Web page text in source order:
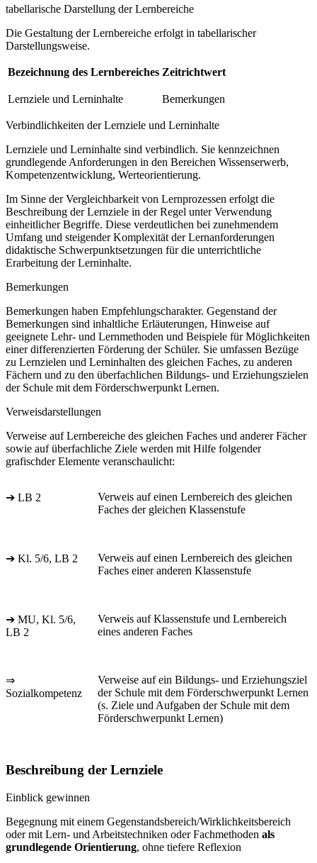
tabellarische Darstellung der Lernbereiche
Die Gestaltung der Lernbereiche erfolgt in tabellarischer
Darstellungsweise.
Bezeichnung des Lernbereiches Zeitrichtwert
Lernziele und Lerninhalte Bemerkungen
Verbindlichkeiten der Lernziele und Lerninhalte
Lernziele und Lerninhalte sind verbindlich. Sie kennzeichnen
grundlegende Anforderungen in den Bereichen Wissenserwerb,
Kompetenzentwicklung, Werteorientierung.
Im Sinne der Vergleichbarkeit von Lernprozessen erfolgt die
Beschreibung der Lernziele in der Regel unter Verwendung
einheitlicher Begriffe. Diese verdeutlichen bei zunehmendem
Umfang und steigender Komplexität der Lernanforderungen
didaktische Schwerpunktsetzungen für die unterrichtliche
Erarbeitung der Lerninhalte.
Bemerkungen
Bemerkungen haben Empfehlungscharakter. Gegenstand der
Bemerkungen sind inhaltliche Erläuterungen, Hinweise auf
geeignete Lehr- und Lernmethoden und Beispiele für Möglichkeiten
einer differenzierten Förderung der Schüler. Sie umfassen Bezüge
zu Lernzielen und Lerninhalten des gleichen Faches, zu anderen
Fächern und zu den überfachlichen Bildungs- und Erziehungszielen
der Schule mit dem Förderschwerpunkt Lernen.
Verweisdarstellungen
Verweise auf Lernbereiche des gleichen Faches und anderer Fächer
sowie auf überfachliche Ziele werden mit Hilfe folgender
grafischder Elemente veranschaulicht:
➔ LB 2
Verweis auf einen Lernbereich des gleichen
Faches der gleichen Klassenstufe
➔ Kl. 5/6, LB 2
Verweis auf einen Lernbereich des gleichen
Faches einer anderen Klassenstufe
➔ MU, Kl. 5/6,
LB 2
Verweis auf Klassenstufe und Lernbereich
eines anderen Faches
⇒
Sozialkompetenz
Verweise auf ein Bildungs- und Erziehungsziel
der Schule mit dem Förderschwerpunkt Lernen
(s. Ziele und Aufgaben der Schule mit dem
Förderschwerpunkt Lernen)
Beschreibung der Lernziele
Einblick gewinnen
Begegnung mit einem Gegenstandsbereich/Wirklichkeitsbereich
oder mit Lern- und Arbeitstechniken oder Fachmethoden als
grundlegende Orientierung, ohne tiefere Reflexion